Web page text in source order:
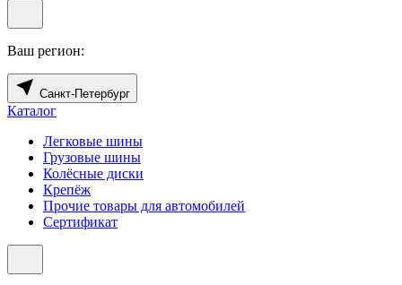
Ваш регион:
Санкт-Петербург
Каталог
Легковые шины
Грузовые шины
Колёсные диски
Крепёж
Прочие товары для автомобилей
Сертификат